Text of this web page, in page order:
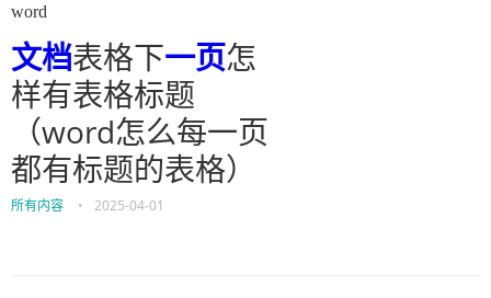
word
文档表格下一页怎
样有表格标题
（word怎么每一页
都有标题的表格）
所有内容 • 2025-04-01